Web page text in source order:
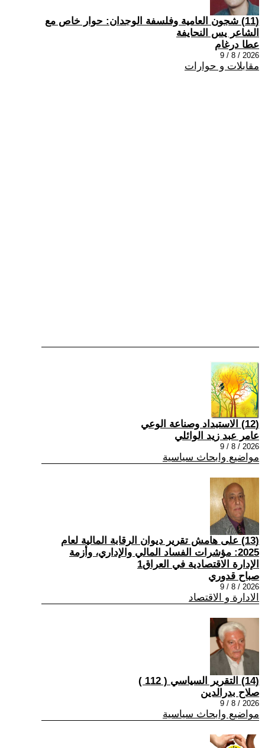
(11) شجون العامية وفلسفة الوجدان: حوار خاص مع
الشاعر يس النحايفة
عطا درغام
2026 / 8 / 9
مقابلات و حوارات
(12) الاستبداد وصناعة الوعي
عامر عبد زيد الوائلي
2026 / 8 / 9
مواضيع وابحاث سياسية
(13) على هامش تقرير ديوان الرقابة المالية لعام
2025: مؤشرات الفساد المالي والإداري، وأزمة
الإدارة الاقتصادية في العراق1
صباح قدوري
2026 / 8 / 9
الادارة و الاقتصاد
(14) التقرير السياسي ( 112 )
صلاح بدرالدين
2026 / 8 / 9
مواضيع وابحاث سياسية